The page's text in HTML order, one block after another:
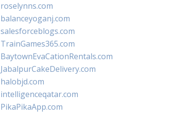
roselynns.com
balanceyoganj.com
salesforceblogs.com
TrainGames365.com
BaytownEvaCationRentals.com
JabalpurCakeDelivery.com
halobjd.com
intelligenceqatar.com
PikaPikaApp.com